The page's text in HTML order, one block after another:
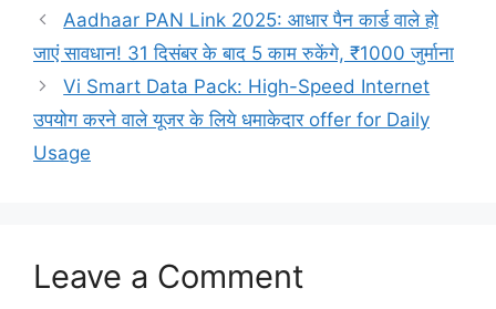
Aadhaar PAN Link 2025: आधार पैन कार्ड वाले हो
जाएं सावधान! 31 दिसंबर के बाद 5 काम रुकेंगे, ₹1000 जुर्माना
Vi Smart Data Pack: High-Speed Internet
उपयोग करने वाले यूजर के लिये धमाकेदार offer for Daily
Usage
Leave a Comment